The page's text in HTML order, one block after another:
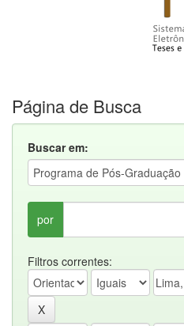
Página de Busca
Buscar em:
por
Filtros correntes: